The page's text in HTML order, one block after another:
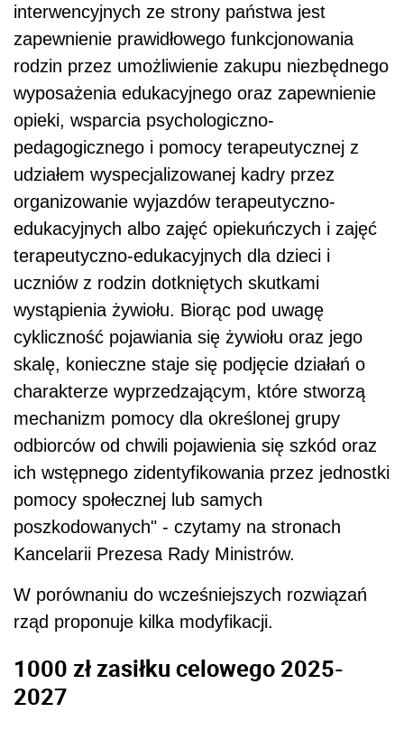
interwencyjnych ze strony państwa jest
zapewnienie prawidłowego funkcjonowania
rodzin przez umożliwienie zakupu niezbędnego
wyposażenia edukacyjnego oraz zapewnienie
opieki, wsparcia psychologiczno-
pedagogicznego i pomocy terapeutycznej z
udziałem wyspecjalizowanej kadry przez
organizowanie wyjazdów terapeutyczno-
edukacyjnych albo zajęć opiekuńczych i zajęć
terapeutyczno-edukacyjnych dla dzieci i
uczniów z rodzin dotkniętych skutkami
wystąpienia żywiołu. Biorąc pod uwagę
cykliczność pojawiania się żywiołu oraz jego
skalę, konieczne staje się podjęcie działań o
charakterze wyprzedzającym, które stworzą
mechanizm pomocy dla określonej grupy
odbiorców od chwili pojawienia się szkód oraz
ich wstępnego zidentyfikowania przez jednostki
pomocy społecznej lub samych
poszkodowanych" - czytamy na stronach
Kancelarii Prezesa Rady Ministrów.
W porównaniu do wcześniejszych rozwiązań
rząd proponuje kilka modyfikacji.
1000 zł zasiłku celowego 2025-
2027